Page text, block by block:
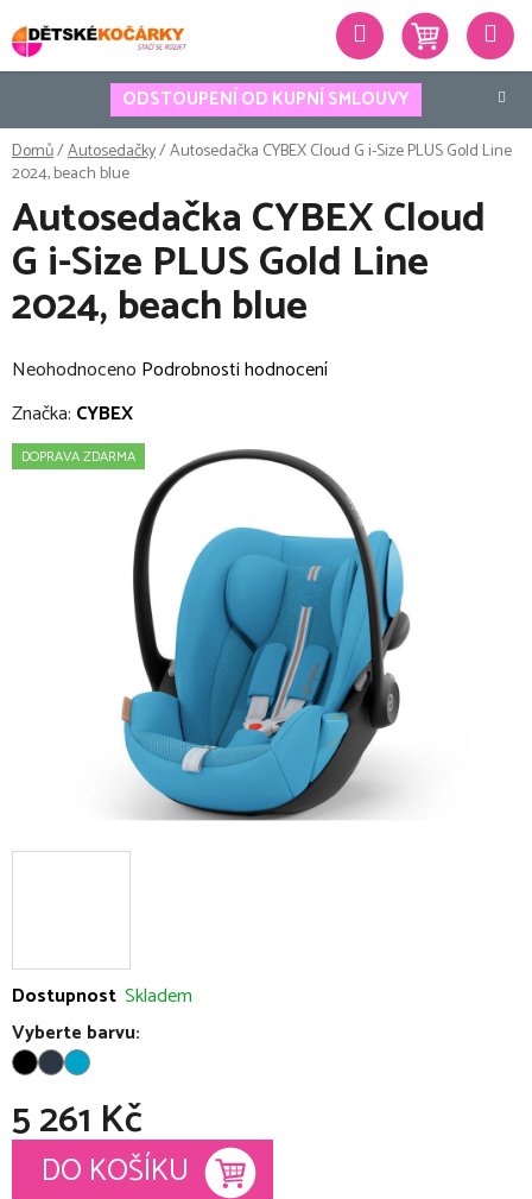
na
obsah
ODSTOUPENÍ OD KUPNÍ SMLOUVY
Hledat
Domů/Autosedačky/Autosedačka CYBEX Cloud G i-Size PLUS Gold Line
2024, beach blue
Dostupnost Skladem
Vyberte barvu:
5 261 Kč
Měrná cena:
DO KOŠÍKU
Autosedačka CYBEX Cloud
G i-Size PLUS Gold Line
2024, beach blue
Průměrné
hodnocení
je
Neohodnoceno Podrobnosti hodnocení
Značka: CYBEX
DOPRAVA ZDARMA